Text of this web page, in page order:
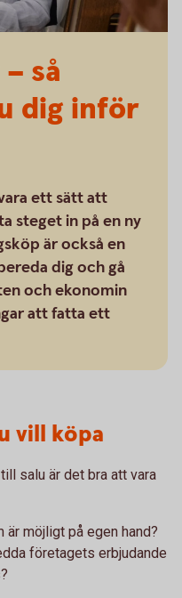
så
dig inför
ett sätt att
steget in på en ny
är också en
dig och gå
och ekonomin
att fatta ett
vill köpa
salu är det bra att vara
är möjligt på egen hand?
företagets erbjudande